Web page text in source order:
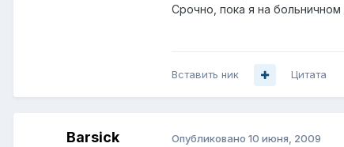
Срочно, пока я на
Вставить ник Цитата
Barsick Опубликовано 10 июня, 2009